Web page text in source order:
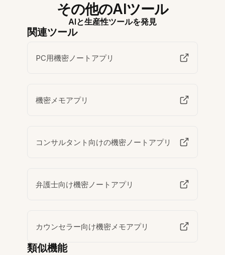
その他のAIツール
AIと生産性ツールを発見
関連ツール
PC用機密ノートアプリ
機密メモアプリ
コンサルタント向けの機密ノートアプリ
弁護士向け機密ノートアプリ
カウンセラー向け機密メモアプリ
類似機能